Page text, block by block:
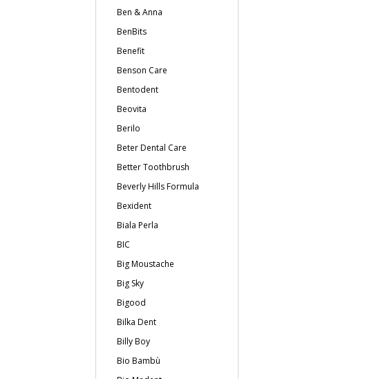
Ben & Anna
BenBits
Benefit
Benson Care
Bentodent
Beovita
Berilo
Beter Dental Care
Better Toothbrush
Beverly Hills Formula
Bexident
Biala Perla
BIC
Big Moustache
Big Sky
Bigood
Bilka Dent
Billy Boy
Bio Bambù